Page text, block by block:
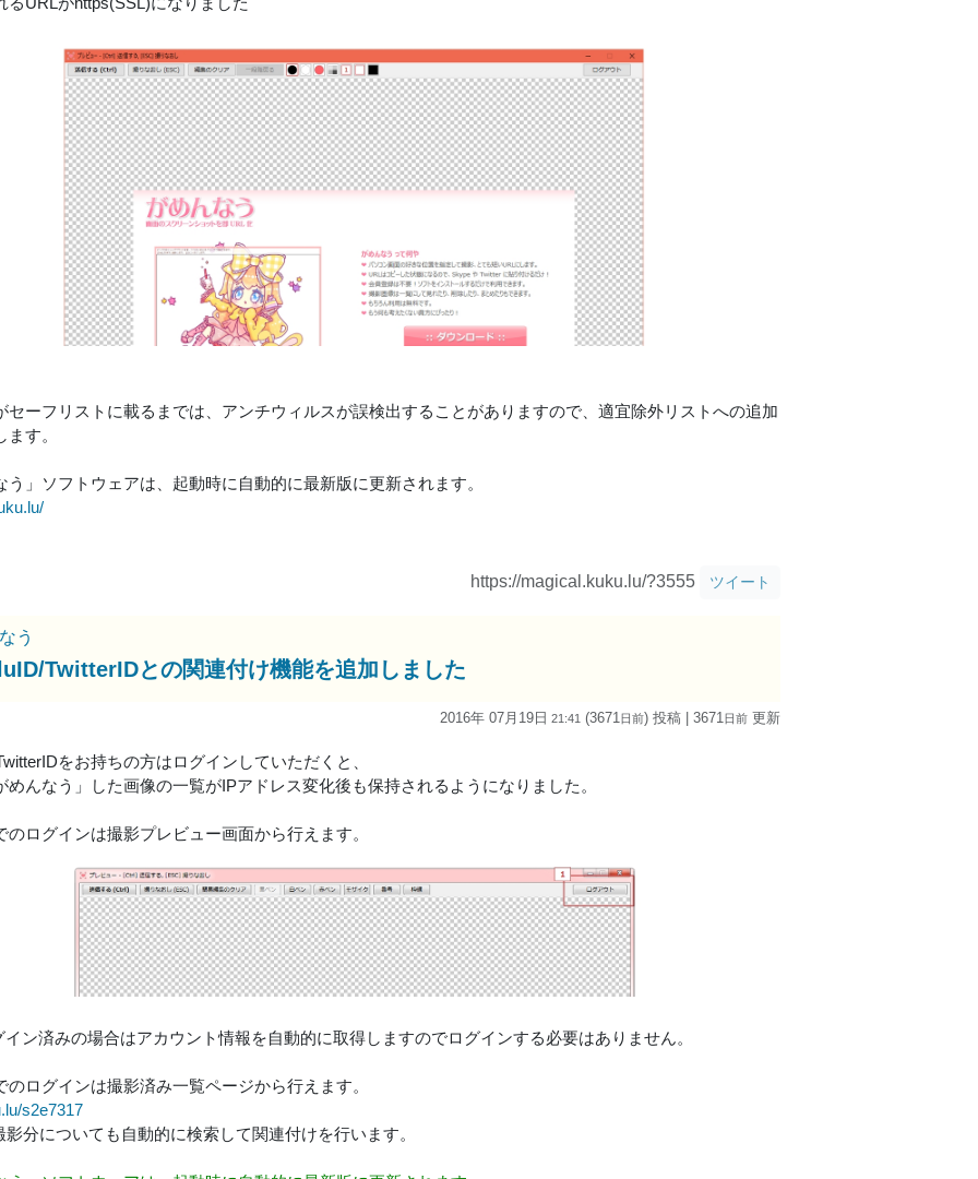
セーフリストに載るまでは、アンチウィルスが誤検出することがありますので、適宜除外リストへの追加
す。
う」ソフトウェアは、起動時に自動的に最新版に更新されます。
https://magical.kuku.lu/?3555 ツイート
う
TwitterIDとの関連付け機能を追加しました
2016年 07月19日 21:41 (3671 日前) 投稿 | 3671 日前 更新
をお持ちの方はログインしていただくと、
めんなう」した画像の一覧がIPアドレス変化後も保持されるようになりました。
のログインは撮影プレビュー画面から行えます。
ン済みの場合はアカウント情報を自動的に取得しますのでログインする必要はありません。
のログインは撮影済み一覧ページから行えます。
s2e7317
分についても自動的に検索して関連付けを行います。